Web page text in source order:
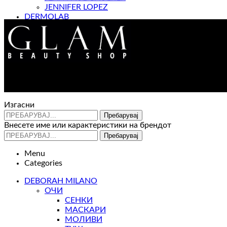
JENNIFER LOPEZ
DERMOLAB
МАГАЗИН
Изгасни
Пребарувај
Внесете име или карактеристики на брендот
Пребарувај
Menu
Categories
DEBORAH MILANO
ОЧИ
СЕНКИ
МАСКАРИ
МОЛИВИ